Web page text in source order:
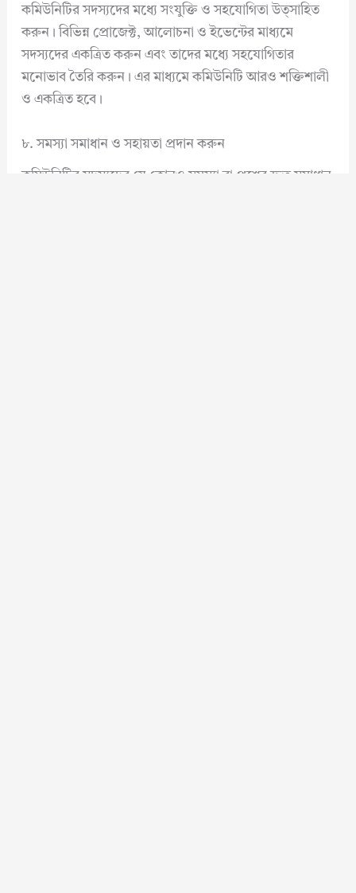
কমিউনিটির সদস্যদের মধ্যে সংযুক্তি ও সহযোগিতা উত্সাহিত
করুন। বিভিন্ন প্রোজেক্ট, আলোচনা ও ইভেন্টের মাধ্যমে
সদস্যদের একত্রিত করুন এবং তাদের মধ্যে সহযোগিতার
মনোভাব তৈরি করুন। এর মাধ্যমে কমিউনিটি আরও শক্তিশালী
ও একত্রিত হবে।
৮. সমস্যা সমাধান ও সহায়তা প্রদান করুন
কমিউনিটির সদস্যদের যে কোনও সমস্যা বা প্রশ্নের দ্রুত সমাধান